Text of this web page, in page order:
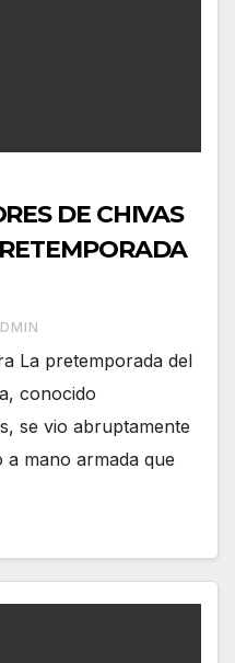
DE CHIVAS
La pretemporada del
conocido
se vio abruptamente
mano armada que